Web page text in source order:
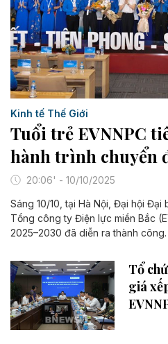
Kinh tế Thế Giới
Tuổi trẻ EVNNPC
hành trình chuyển
20:06' - 10/10/2025
Sáng 10/10, tại Hà Nội, Đại hội Đại
Tổng công ty Điện lực miền Bắc
2025–2030 đã diễn ra thành công.
Tổ
giá